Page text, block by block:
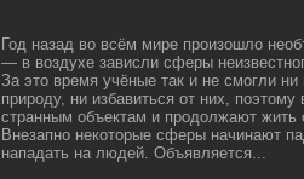
Год назад во всём мире произошло
— в воздухе зависли сферы
За это время учёные так и не смогли ни
природу, ни избавиться от них, поэтому
странным объектам и продолжают жить
Внезапно некоторые сферы начинают
нападать на людей. Объявляется...